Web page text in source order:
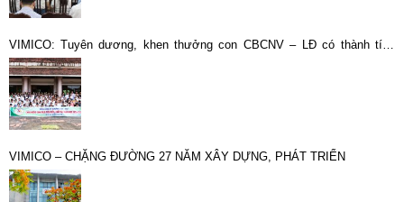
VIMICO: Tuyên dương, khen thưởng con CBCNV – LĐ có thành tích
xuất sắc trong năm học 2023 – 2024
VIMICO – CHẶNG ĐƯỜNG 27 NĂM XÂY DỰNG, PHÁT TRIỂN